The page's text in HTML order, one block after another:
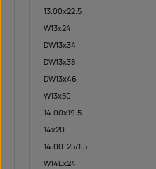
13.00x22.5
W13x24
DW13x34
DW13x38
DW13x46
W13x50
14.00x19.5
14x20
14.00-25/1,5
W14Lx24